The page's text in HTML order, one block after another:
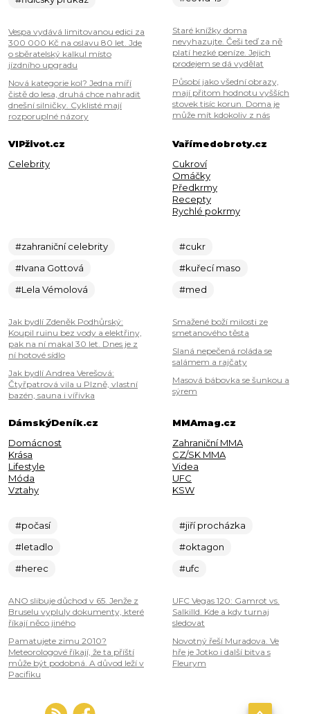
Vespa vydává limitovanou edici za
300 000 Kč na oslavu 80 let. Jde
o sběratelský kalkul místo
jízdního upgradu
Nová kategorie kol? Jedna míří
čistě do lesa, druhá chce nahradit
dnešní silničky. Cyklisté mají
rozporuplné názory
Staré knížky doma
nevyhazujte. Češi teď za ně
platí hezké peníze. Jejich
prodejem se dá vydělat
Působí jako všední obrazy,
mají přitom hodnotu vyšších
stovek tisíc korun. Doma je
může mít kdokoliv z nás
VIPživot.cz
Celebrity
#zahraniční celebrity
#Ivana Gottová
#Lela Vémolová
Jak bydlí Zdeněk Podhůrský:
Koupil ruinu bez vody a elektřiny,
pak na ní makal 30 let. Dnes je z
ní hotové sídlo
Jak bydlí Andrea Verešová:
Čtyřpatrová vila u Plzně, vlastní
bazén, sauna i vířivka
Vařímedobroty.cz
Cukroví
Omáčky
Předkrmy
Recepty
Rychlé pokrmy
#cukr
#kuřecí maso
#med
Smažené boží milosti ze
smetanového těsta
Slaná nepečená roláda se
salámem a rajčaty
Masová bábovka se šunkou a
sýrem
DámskýDeník.cz
Domácnost
Krása
Lifestyle
Móda
Vztahy
#počasí
#letadlo
#herec
ANO slibuje důchod v 65. Jenže z
Bruselu vypluly dokumenty, které
říkají něco jiného
Pamatujete zimu 2010?
Meteorologové říkají, že ta příští
může být podobná. A důvod leží v
Pacifiku
MMAmag.cz
Zahraniční MMA
CZ/SK MMA
Videa
UFC
KSW
#jiří procházka
#oktagon
#ufc
UFC Vegas 120: Gamrot vs.
Salkilld. Kde a kdy turnaj
sledovat
Novotný řeší Muradova. Ve
hře je Jotko i další bitva s
Fleurym